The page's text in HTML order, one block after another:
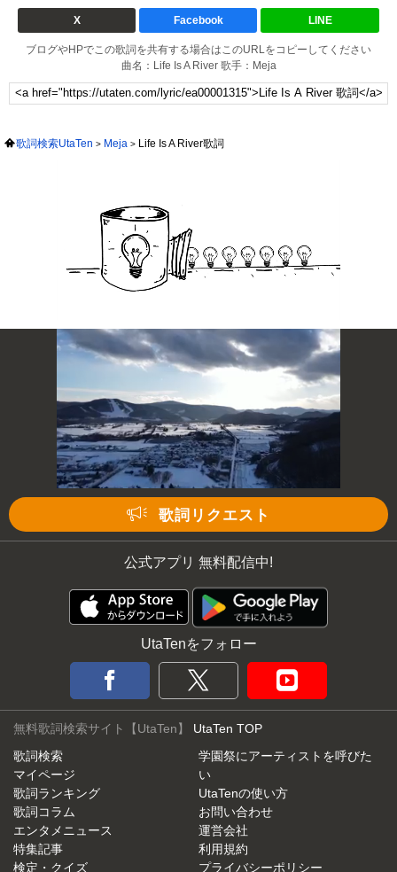
X Facebook LINE
ブログやHPでこの歌詞を共有する場合はこのURLをコピーしてください
曲名：Life Is A River 歌手：Meja
歌詞検索UtaTen Meja Life Is A River歌詞
歌詞リクエスト
公式アプリ 無料配信中!
UtaTenをフォロー
無料歌詞検索サイト【UtaTen】 UtaTen TOP
歌詞検索
マイページ
歌詞ランキング
歌詞コラム
エンタメニュース
特集記事
検定・クイズ
学園祭にアーティストを呼びた
い
UtaTenの使い方
お問い合わせ
運営会社
利用規約
プライバシーポリシー